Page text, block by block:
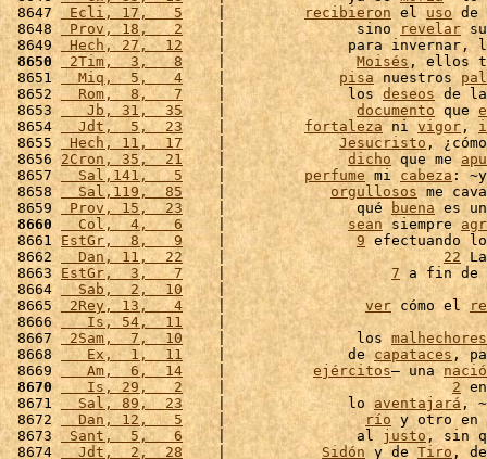
8647
Ecli, 17,   5
    |
recibieron el uso de
8648 Prov, 18,   2
    |               sino
revelar
8649 Hech, 27,  12
|              para invernar,
8650
2Tim,  3,   8
    |
Moisés , ellos
8651
  Miq,  5,   4
    |
pisa nuestros
8652
  Rom,  8,   7
    |              los
deseos de
8653
   Jb, 31,  35
    |
documento que
8654
  Jdt,  5,  23
    |
fortaleza ni vigor ,
8655 Hech, 11,  17
    |
Jesucristo ,
8656 2Cron, 35,  21
    |
dicho que me
8657
  Sal,141,   5
    |
perfume mi cabeza:
8658
  Sal,119,  85
    |
orgullosos me
8659
Prov, 15,  23
    |               qué
buena es
8660
  Col,  4,   6
    |
sean siempre
8661 EstGr,  8,   9
    |
9 efectuando
8662
  Dan, 11,  22
    |
22
8663 EstGr,  3,   7
    |
7 a fin de
8664
  Sab,  2,  10
8665 2Rey, 13,   4
    |
ver cómo el
8666
   Is, 54,  11
8667 2Sam,  7,  10
    |               los
malhechores
8668
   Ex,  1,  11
    |              de
capataces ,
8669
   Am,  6,  14
    |
ejércitos– una
8670
   Is, 29,   2
    |
2
8671
  Sal, 89,  23
    |              lo
aventajará ,
8672
  Dan, 12,   5
    |
río y otro
8673 Sant,  5,   6
    |               al
justo, sin
8674
  Jdt,  2,  28
    |
Sidón y de Tiro ,